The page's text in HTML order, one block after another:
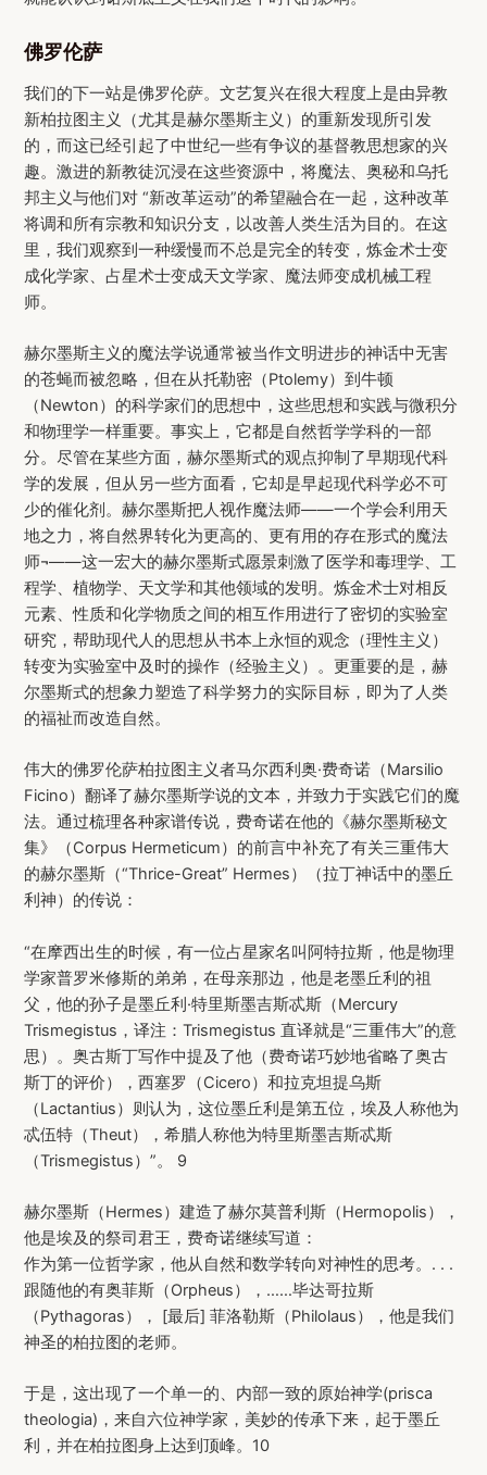
佛罗伦萨
我们的下一站是佛罗伦萨。文艺复兴在很大程度上是由异教
新柏拉图主义（尤其是赫尔墨斯主义）的重新发现所引发
的，而这已经引起了中世纪一些有争议的基督教思想家的兴
趣。激进的新教徒沉浸在这些资源中，将魔法、奥秘和乌托
邦主义与他们对 “新改革运动”的希望融合在一起，这种改革
将调和所有宗教和知识分支，以改善人类生活为目的。在这
里，我们观察到一种缓慢而不总是完全的转变，炼金术士变
成化学家、占星术士变成天文学家、魔法师变成机械工程
师。
赫尔墨斯主义的魔法学说通常被当作文明进步的神话中无害
的苍蝇而被忽略，但在从托勒密（Ptolemy）到牛顿
（Newton）的科学家们的思想中，这些思想和实践与微积分
和物理学一样重要。事实上，它都是自然哲学学科的一部
分。尽管在某些方面，赫尔墨斯式的观点抑制了早期现代科
学的发展，但从另一些方面看，它却是早起现代科学必不可
少的催化剂。赫尔墨斯把人视作魔法师——一个学会利用天
地之力，将自然界转化为更高的、更有用的存在形式的魔法
师¬——这一宏大的赫尔墨斯式愿景刺激了医学和毒理学、工
程学、植物学、天文学和其他领域的发明。炼金术士对相反
元素、性质和化学物质之间的相互作用进行了密切的实验室
研究，帮助现代人的思想从书本上永恒的观念（理性主义）
转变为实验室中及时的操作（经验主义）。更重要的是，赫
尔墨斯式的想象力塑造了科学努力的实际目标，即为了人类
的福祉而改造自然。
伟大的佛罗伦萨柏拉图主义者马尔西利奥·费奇诺（Marsilio
Ficino）翻译了赫尔墨斯学说的文本，并致力于实践它们的魔
法。通过梳理各种家谱传说，费奇诺在他的《赫尔墨斯秘文
集》（Corpus Hermeticum）的前言中补充了有关三重伟大
的赫尔墨斯（“Thrice-Great” Hermes）（拉丁神话中的墨丘
利神）的传说：
“在摩西出生的时候，有一位占星家名叫阿特拉斯，他是物理
学家普罗米修斯的弟弟，在母亲那边，他是老墨丘利的祖
父，他的孙子是墨丘利·特里斯墨吉斯忒斯（Mercury
Trismegistus，译注：Trismegistus 直译就是“三重伟大”的意
思）。奥古斯丁写作中提及了他（费奇诺巧妙地省略了奥古
斯丁的评价），西塞罗（Cicero）和拉克坦提乌斯
（Lactantius）则认为，这位墨丘利是第五位，埃及人称他为
忒伍特（Theut），希腊人称他为特里斯墨吉斯忒斯
（Trismegistus）”。 9
赫尔墨斯（Hermes）建造了赫尔莫普利斯（Hermopolis），
他是埃及的祭司君王，费奇诺继续写道：
作为第一位哲学家，他从自然和数学转向对神性的思考。. . .
跟随他的有奥菲斯（Orpheus），……毕达哥拉斯
（Pythagoras）， [最后] 菲洛勒斯（Philolaus），他是我们
神圣的柏拉图的老师。
于是，这出现了一个单一的、内部一致的原始神学(prisca
theologia)，来自六位神学家，美妙的传承下来，起于墨丘
利，并在柏拉图身上达到顶峰。10